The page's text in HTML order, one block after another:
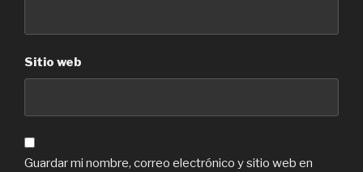
Sitio web
Guardar mi nombre, correo electrónico y sitio web en